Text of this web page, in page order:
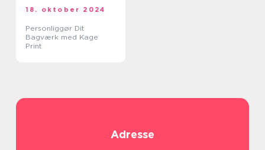
18. oktober 2024
Personliggør Dit
Bagværk med Kage
Print
Adresse